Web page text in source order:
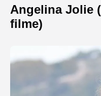
Angelina Jolie
filme)